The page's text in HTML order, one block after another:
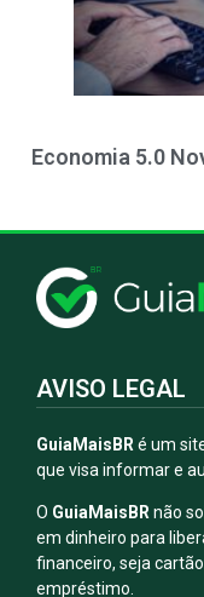
Economia 5.0
AVISO LEGAL
GuiaMaisBR é um
que visa informar e
O GuiaMaisBR não
em dinheiro para
financeiro, seja
empréstimo.